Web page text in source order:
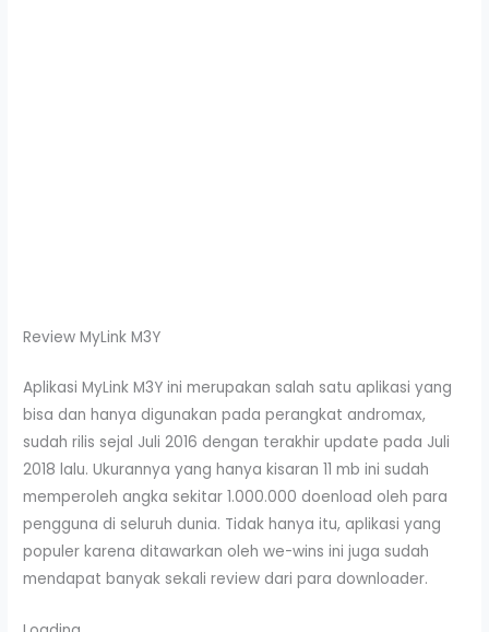
Review MyLink M3Y
Aplikasi MyLink M3Y ini merupakan salah satu aplikasi yang
bisa dan hanya digunakan pada perangkat andromax,
sudah rilis sejal Juli 2016 dengan terakhir update pada Juli
2018 lalu. Ukurannya yang hanya kisaran 11 mb ini sudah
memperoleh angka sekitar 1.000.000 doenload oleh para
pengguna di seluruh dunia. Tidak hanya itu, aplikasi yang
populer karena ditawarkan oleh we-wins ini juga sudah
mendapat banyak sekali review dari para downloader.